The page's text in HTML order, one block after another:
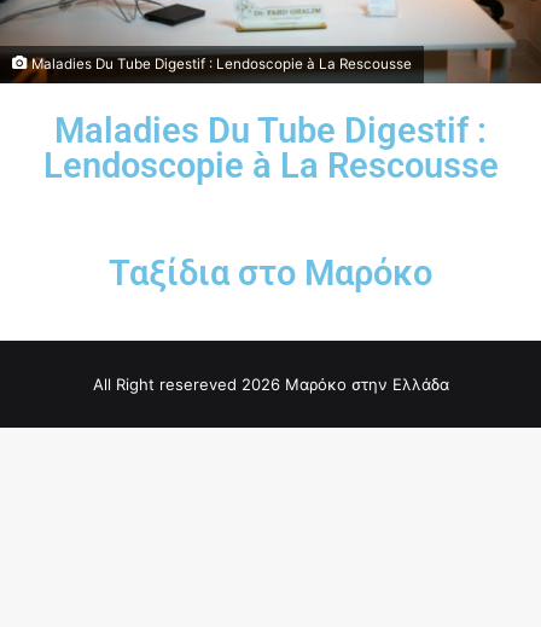
Maladies Du Tube Digestif : Lendoscopie à La Rescousse
Maladies Du Tube Digestif :
Lendoscopie à La Rescousse
Ταξίδια στο Μαρόκο
All Right resereved 2026 Μαρόκο στην Ελλάδα